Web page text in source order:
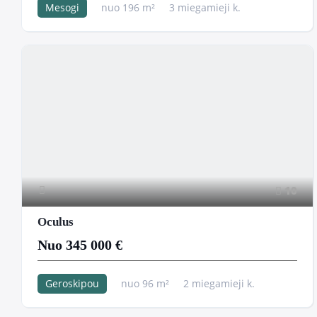
Mesogi nuo 196 m² 3 miegamieji k.
10
Oculus
Nuo 345 000 €
Geroskipou nuo 96 m² 2 miegamieji k.